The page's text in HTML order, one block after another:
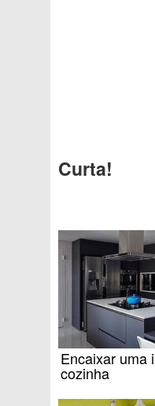
Curta!
Encaixar uma
cozinha